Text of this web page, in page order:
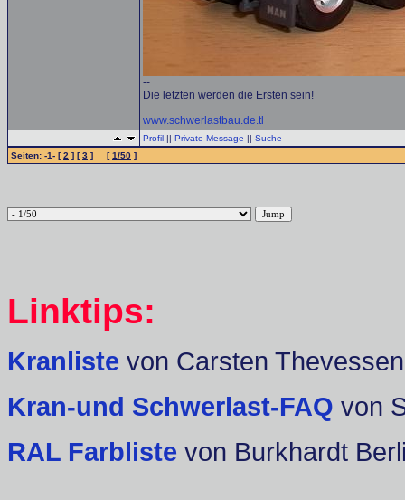
--
Die letzten werden die Ersten sein!
www.schwerlastbau.de.tl
Profil || Private Message || Suche
Seiten: -1- [2 ] [3 ] [1/50 ]
Linktips:
Kranliste von Carsten Thevessen
Kran-und Schwerlast-FAQ von
RAL Farbliste von Burkhardt